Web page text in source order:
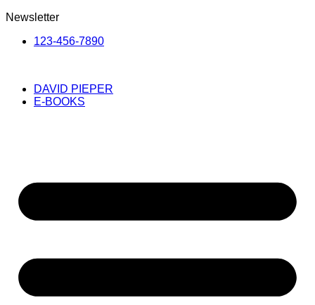
Newsletter
123-456-7890
DAVID PIEPER
E-BOOKS